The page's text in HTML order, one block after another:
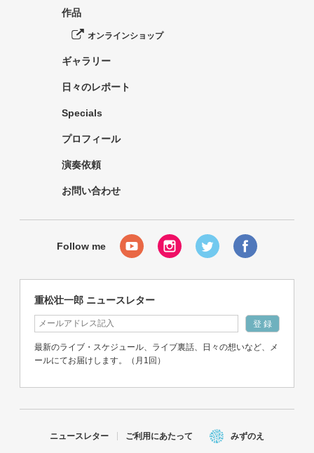
作品
オンラインショップ
ギャラリー
日々のレポート
Specials
プロフィール
演奏依頼
お問い合わせ
重松壮一郎 ニュースレター
最新のライブ・スケジュール、ライブ裏話、日々の想いなど、メ
ールにてお届けします。（月1回）
ニュースレター ご利用にあたって みずのえ